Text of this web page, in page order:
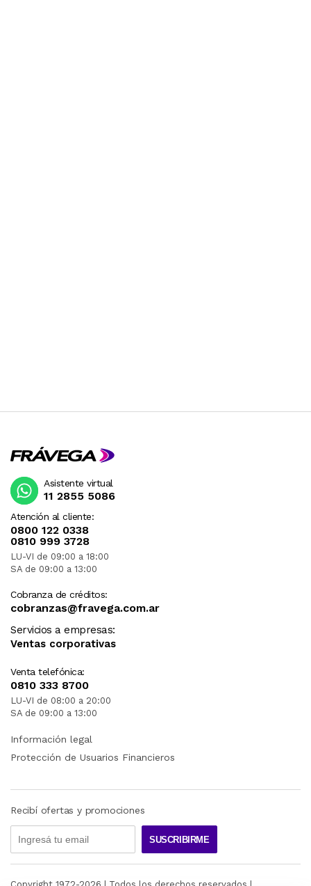
Atención al cliente:
0800 122 0338
0810 999 3728
LU-VI de 09:00 a 18:00
SA de 09:00 a 13:00
Cobranza de créditos:
cobranzas@fravega.com.ar
Servicios a empresas:
Ventas corporativas
Venta telefónica:
0810 333 8700
LU-VI de 08:00 a 20:00
SA de 09:00 a 13:00
Asistente virtual
11 2855 5086
Información legal
Protección de Usuarios Financieros
Recibí ofertas y promociones
SUSCRIBIRME